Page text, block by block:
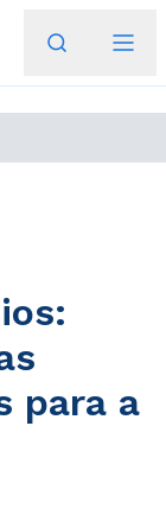
para a